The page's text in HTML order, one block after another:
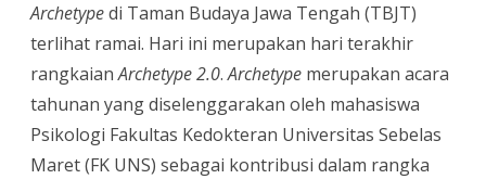
Archetypedi Taman Budaya Jawa Tengah (TBJT)
terlihat ramai. Hari ini merupakan hari terakhir
rangkaianArchetype 2.0.Archetype merupakan acara
tahunan yang diselenggarakan oleh mahasiswa
Psikologi Fakultas Kedokteran Universitas Sebelas
Maret (FK UNS) sebagai kontribusi dalam rangka